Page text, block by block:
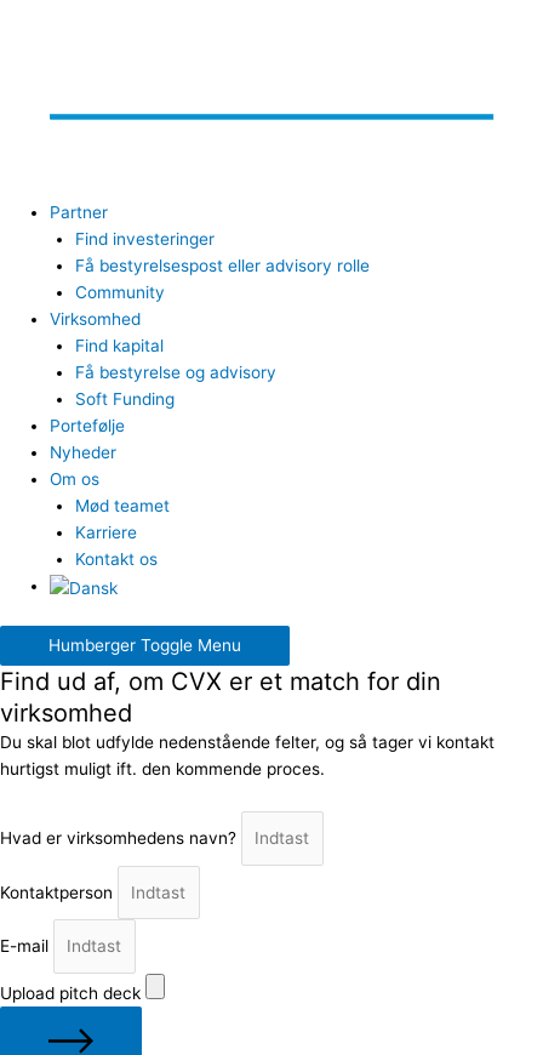
Partner
Find investeringer
Få bestyrelsespost eller advisory rolle
Community
Virksomhed
Find kapital
Få bestyrelse og advisory
Soft Funding
Portefølje
Nyheder
Om os
Mød teamet
Karriere
Kontakt os
Humberger Toggle Menu
Find ud af, om CVX er et match for din
virksomhed
Du skal blot udfylde nedenstående felter, og så tager vi kontakt
hurtigst muligt ift. den kommende proces.
Hvad er virksomhedens navn?
Kontaktperson
E-mail
Upload pitch deck